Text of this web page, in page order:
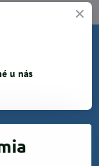
u nás